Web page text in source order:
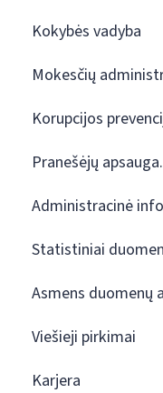
Kokybės vadyba
Mokesčių
Korupcijos
Pranešėjų
Administracinė
Statistiniai
Asmens duomenų
Viešieji pirkimai
Karjera